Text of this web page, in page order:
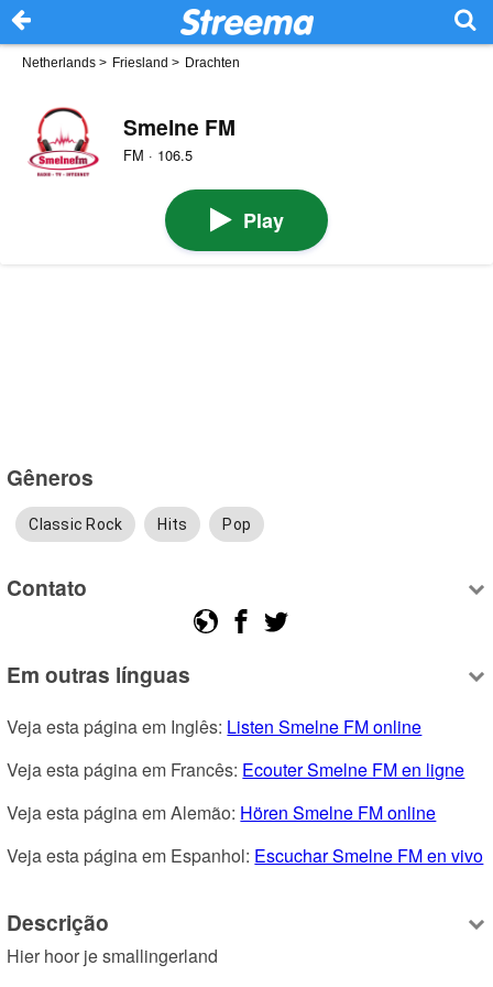
Netherlands > Friesland > Drachten
Smelne FM
FM · 106.5
Play
Gêneros
Classic Rock Hits Pop
Contato
Em outras línguas
Veja esta página em Inglês: Listen Smelne FM online
Veja esta página em Francês: Ecouter Smelne FM en ligne
Veja esta página em Alemão: Hören Smelne FM online
Veja esta página em Espanhol: Escuchar Smelne FM en vivo
Descrição
Hier hoor je smallingerland